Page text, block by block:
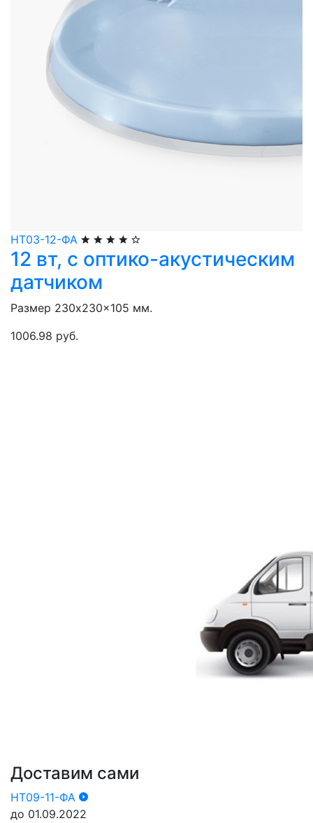
НТ03-12-ФА
12 вт, с оптико-акустическим
датчиком
Размер 230x230x105 мм.
1006.98 руб.
Доставим сами
НТ09-11-ФА
до 01.09.2022